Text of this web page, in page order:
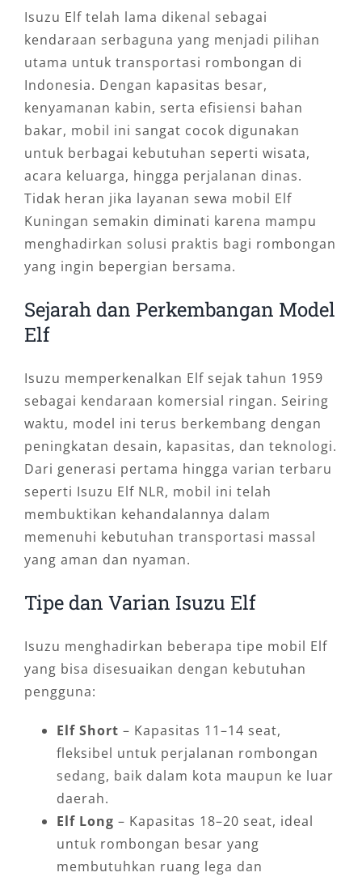
Isuzu Elf telah lama dikenal sebagai
kendaraan serbaguna yang menjadi pilihan
utama untuk transportasi rombongan di
Indonesia. Dengan kapasitas besar,
kenyamanan kabin, serta efisiensi bahan
bakar, mobil ini sangat cocok digunakan
untuk berbagai kebutuhan seperti wisata,
acara keluarga, hingga perjalanan dinas.
Tidak heran jika layanan sewa mobil Elf
Kuningan semakin diminati karena mampu
menghadirkan solusi praktis bagi rombongan
yang ingin bepergian bersama.
Sejarah dan Perkembangan Model
Elf
Isuzu memperkenalkan Elf sejak tahun 1959
sebagai kendaraan komersial ringan. Seiring
waktu, model ini terus berkembang dengan
peningkatan desain, kapasitas, dan teknologi.
Dari generasi pertama hingga varian terbaru
seperti Isuzu Elf NLR, mobil ini telah
membuktikan kehandalannya dalam
memenuhi kebutuhan transportasi massal
yang aman dan nyaman.
Tipe dan Varian Isuzu Elf
Isuzu menghadirkan beberapa tipe mobil Elf
yang bisa disesuaikan dengan kebutuhan
pengguna:
Elf Short – Kapasitas 11–14 seat,
fleksibel untuk perjalanan rombongan
sedang, baik dalam kota maupun ke luar
daerah.
Elf Long – Kapasitas 18–20 seat, ideal
untuk rombongan besar yang
membutuhkan ruang lega dan